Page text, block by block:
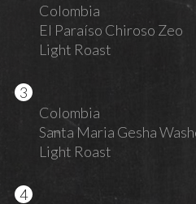
Colombia
El Paraíso Chiroso Zeo
Light Roast
Colombia
Santa Maria Gesha
Light Roast